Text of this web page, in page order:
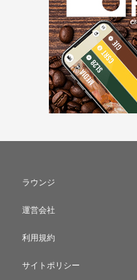
ラウンジ
運営会社
利用規約
サイトポリシー